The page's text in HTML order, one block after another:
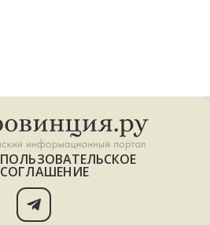
ПОЛЬЗОВАТЕЛЬСКОЕ
СОГЛАШЕНИЕ